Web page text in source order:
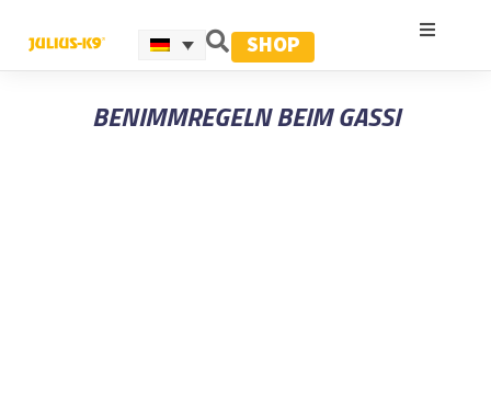
SHOP
BENIMMREGELN BEIM GASSI